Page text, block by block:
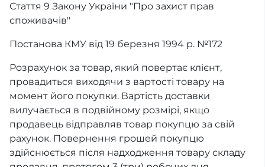
Стаття 9 Закону України "Про захист прав
споживачів"
Постанова КМУ від 19 березня 1994 р. №172
Розрахунок за товар, який повертає клієнт,
провадиться виходячи з вартості товару на
момент його покупки. Вартість доставки
вилучається в подвійному розмірі, якщо
продавець відправляв товар покупцю за свій
рахунок. Повернення грошей покупцю
здійснюється після надходження товару складу